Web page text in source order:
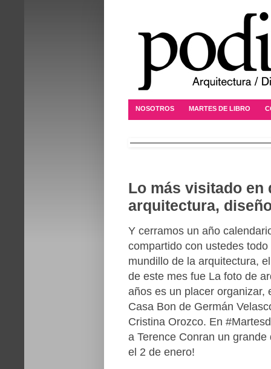
NOSOTROS MARTES DE LIBRO
Lo más visitado en
arquitectura,
Y cerramos un año
compartido con ustedes
mundillo de la arquitectura,
de este mes fue La foto de
años es un placer organizar,
Casa Bon de Germán
Cristina Orozco. En
a Terence Conran un
el 2 de enero!